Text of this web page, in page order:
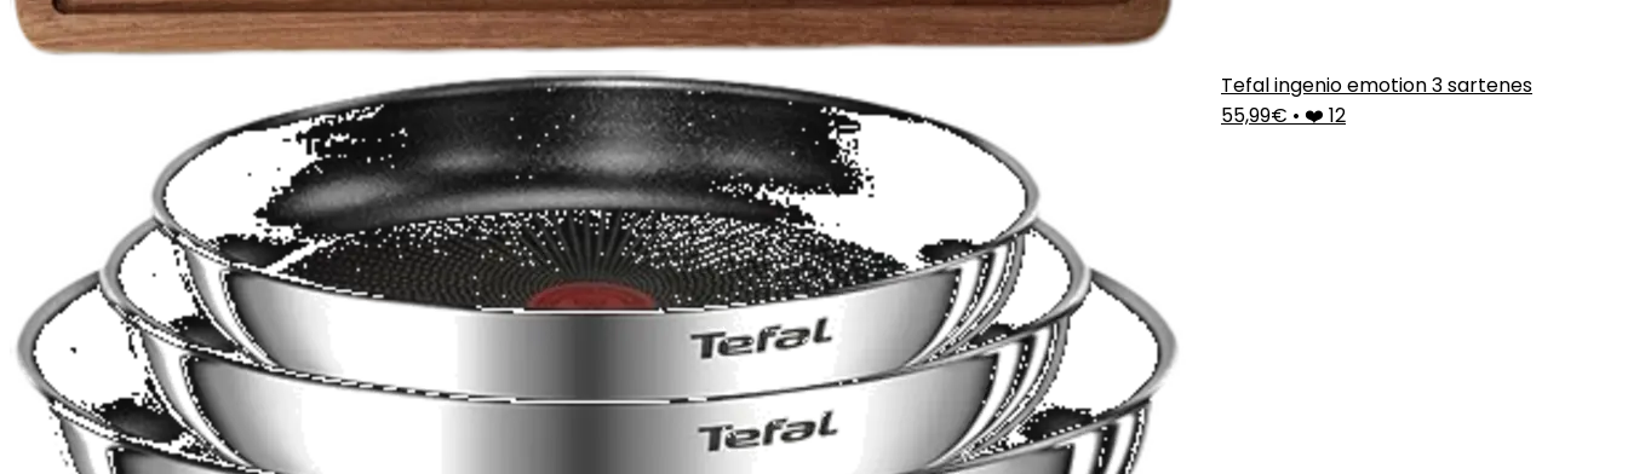
Tefal ingenio emotion 3 sartenes
55,99€ • ❤️ 12